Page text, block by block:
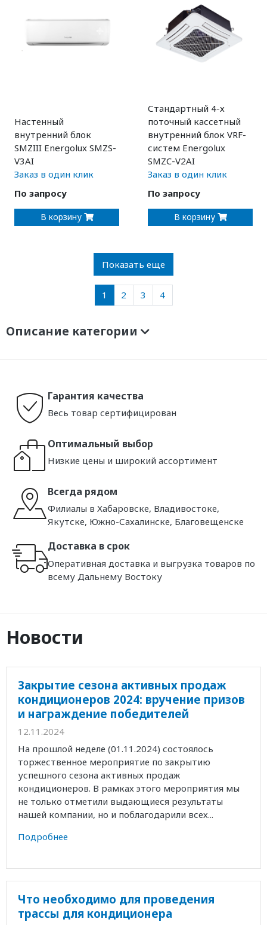
Настенный
внутренний блок
SMZIII Energolux SMZS-
V3AI
Заказ в один клик
По запросу
В корзину
Стандартный 4-х
поточный кассетный
внутренний блок VRF-
систем Energolux
SMZC-V2AI
Заказ в один клик
По запросу
В корзину
Показать еще
1 2 3 4
Описание категории
Гарантия качества
Весь товар сертифицирован
Оптимальный выбор
Низкие цены и широкий ассортимент
Всегда рядом
Филиалы в Хабаровске, Владивостоке,
Якутске, Южно-Сахалинске, Благовещенске
Доставка в срок
Оперативная доставка и выгрузка товаров по
всему Дальнему Востоку
Новости
Закрытие сезона активных продаж
кондиционеров 2024: вручение призов
и награждение победителей
12.11.2024
На прошлой неделе (01.11.2024) состоялось
торжественное мероприятие по закрытию
успешного сезона активных продаж
кондиционеров. В рамках этого мероприятия мы
не только отметили выдающиеся результаты
нашей компании, но и поблагодарили всех...
Подробнее
Что необходимо для проведения
трассы для кондиционера